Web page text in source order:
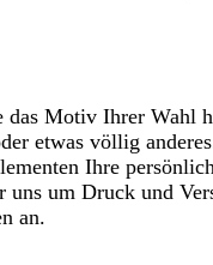
das Motiv Ihrer Wahl
etwas völlig
Ihre
uns um Druck und
an.